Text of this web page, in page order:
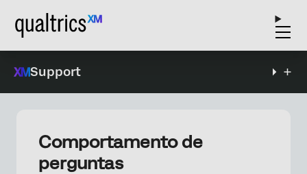
Support
Comportamento de
perguntas